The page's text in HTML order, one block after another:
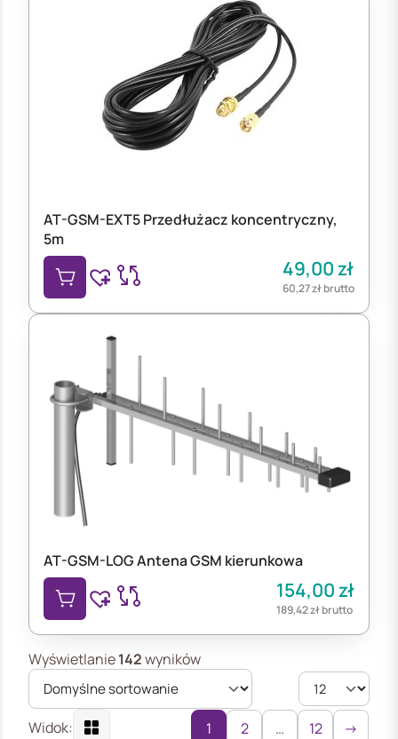
AT-GSM-EXT5 Przedłużacz koncentryczny,
5m
49,00zł
60,27złbrutto
AT-GSM-LOG Antena GSM kierunkowa
154,00zł
189,42złbrutto
Wyświetlanie142wyników
Widok: 1 2 … 12 →